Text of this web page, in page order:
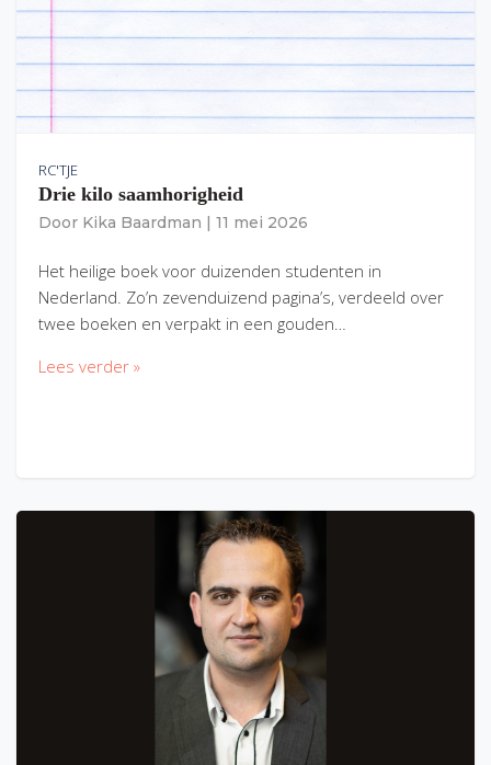
RC'TJE
Drie kilo saamhorigheid
Door Kika Baardman 11 mei 2026
Het heilige boek voor duizenden studenten in
Nederland. Zo’n zevenduizend pagina’s, verdeeld over
twee boeken en verpakt in een gouden…
Lees verder »